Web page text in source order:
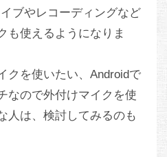
ブやレコーディングなど
も使えるようになりま
クを使いたい、Androidで
なので外付けマイクを使
人は、検討してみるのも